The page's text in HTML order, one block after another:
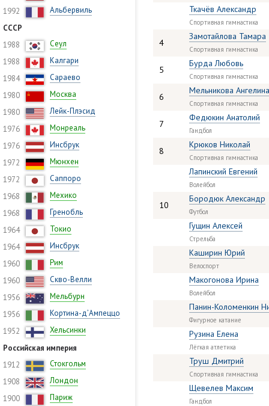
1992
Альбервиль
СССР
1988
Сеул
1988
Калгари
1984
Сараево
1980
Москва
1980
Лейк-Плэсид
1976
Монреаль
1976
Инсбрук
1972
Мюнхен
1972
Саппоро
1968
Мехико
1968
Гренобль
1964
Токио
1964
Инсбрук
1960
Рим
1960
Скво-Велли
1956
Мельбурн
1956
Кортина-д’Ампеццо
1952
Хельсинки
Российская империя
1912
Стокгольм
1908
Лондон
1900
Париж
Ткачёв Александр
Спортивная гимнастика
4
Замотайлова Тамара
Спортивная гимнастика
5
Бурда Любовь
Спортивная гимнастика
6
Мельникова Ангелина
Спортивная гимнастика
7
Федюкин Анатолий
Гандбол
8
Крюков Николай
Спортивная гимнастика
Лапинский Евгений
Волейбол
10
Бородюк Александр
Футбол
Гущин Алексей
Стрельба
Каширин Юрий
Велоспорт
Макогонова Ирина
Волейбол
Панин-Коломенкин
Фигурное катание
Рузина Елена
Лёгкая атлетика
Труш Дмитрий
Спортивная гимнастика
Щевелев Максим
Гандбол